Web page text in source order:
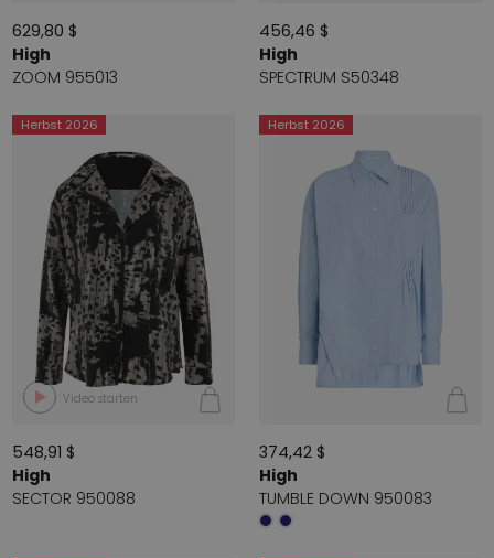
629,80 $
High
ZOOM 955013
456,46 $
High
SPECTRUM S50348
Herbst 2026
Video starten
548,91 $
High
SECTOR 950088
Herbst 2026
374,42 $
High
TUMBLE DOWN 950083